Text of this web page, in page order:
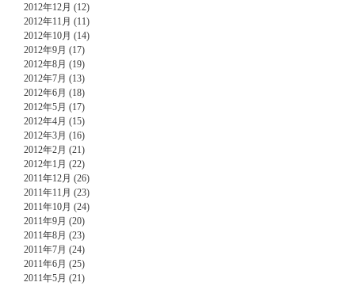
2012年12月 (12)
2012年11月 (11)
2012年10月 (14)
2012年9月 (17)
2012年8月 (19)
2012年7月 (13)
2012年6月 (18)
2012年5月 (17)
2012年4月 (15)
2012年3月 (16)
2012年2月 (21)
2012年1月 (22)
2011年12月 (26)
2011年11月 (23)
2011年10月 (24)
2011年9月 (20)
2011年8月 (23)
2011年7月 (24)
2011年6月 (25)
2011年5月 (21)